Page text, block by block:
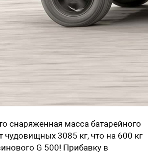
снаряженная масса батарейного
чудовищных 3085 кг, что на 600 кг
G 500! Прибавку в